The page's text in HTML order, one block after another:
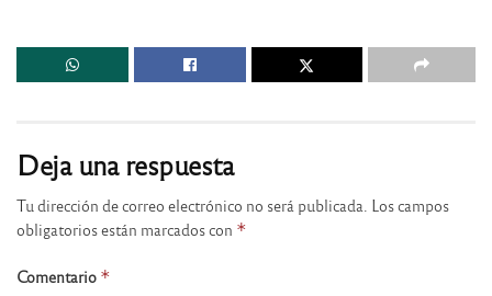
Deja una respuesta
Tu dirección de correo electrónico no será publicada. Los campos
obligatorios están marcados con *
Comentario *